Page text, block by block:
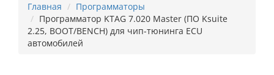
Главная
Программаторы
Программатор KTAG 7.020 Master (ПО Ksuite
2.25, BOOT/BENCH) для чип-тюнинга ECU
автомобилей